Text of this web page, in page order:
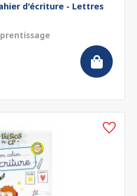
d'écriture - Lettres